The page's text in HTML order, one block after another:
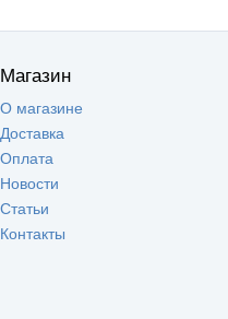
Магазин
О магазине
Доставка
Оплата
Новости
Статьи
Контакты